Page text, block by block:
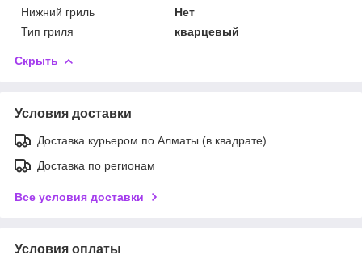
Нижний гриль
Нет
Тип гриля
кварцевый
Скрыть
Условия доставки
Доставка курьером по Алматы (в квадрате)
Доставка по регионам
Все условия доставки
Условия оплаты